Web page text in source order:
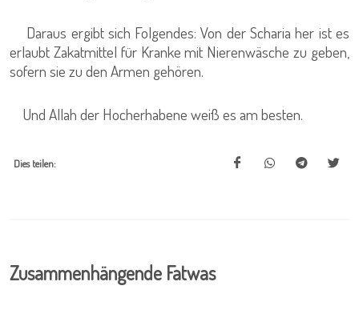
Daraus ergibt sich Folgendes: Von der Scharia her ist es
erlaubt Zakatmittel für Kranke mit Nierenwäsche zu geben,
sofern sie zu den Armen gehören.
Und Allah der Hocherhabene weiß es am besten.
Dies teilen:
Zusammenhängende Fatwas